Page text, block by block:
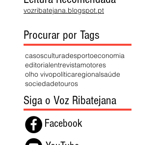
vozribatejana.blogspot.pt
Procurar por Tags
casosculturadesportoeconomia
editorialentrevistamotores
olho vivopolíticaregionalsaúde
sociedadetouros
Siga o Voz Ribatejana
Facebook